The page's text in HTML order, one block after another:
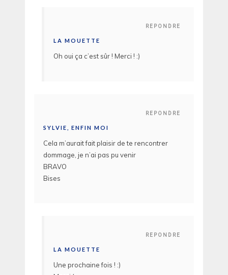
REPONDRE
LA MOUETTE
Oh oui ça c’est sûr ! Merci ! :)
REPONDRE
SYLVIE, ENFIN MOI
Cela m’aurait fait plaisir de te rencontrer
dommage, je n’ai pas pu venir
BRAVO
Bises
REPONDRE
LA MOUETTE
Une prochaine fois ! :)